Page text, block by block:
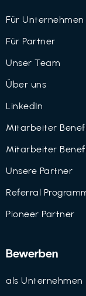
Für Unternehmen
Für Partner
Unser Team
Über uns
LinkedIn
Mitarbeiter
Mitarbeiter
Unsere Partner
Referral
Pioneer Partner
Bewerben
als Unternehmen